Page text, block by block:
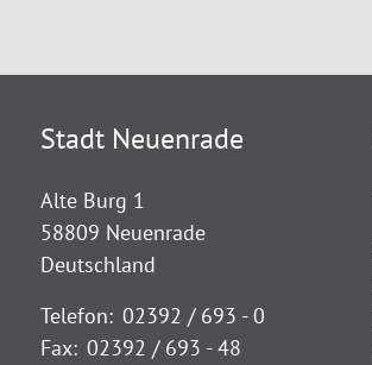
Stadt Neuenrade
Alte Burg 1
58809 Neuenrade
Deutschland
Telefon: 02392 / 693 - 0
Fax: 02392 / 693 - 48